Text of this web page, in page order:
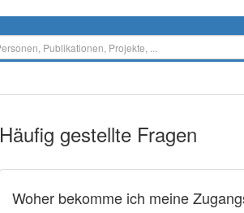
Häufig gestellte Fragen
Woher bekomme ich meine